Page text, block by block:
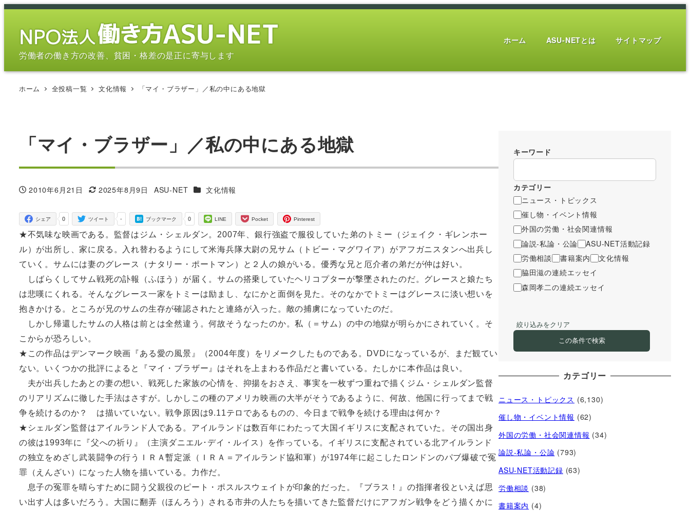
メ
労働者の働き方の改善、貧困・格差の是正に寄与します
ホーム ASU-NETとは サイトマップ
ホーム 全投稿一覧 文化情報 「マイ・ブラザー」／私の中にある地獄
「マイ・ブラザー」／私の中にある地獄
投稿日
2010年6月21日
更新日
2025年8月9日
著
ASU-NET カテゴリー
文化情報
0
シェア -
ツイート 0
ブックマーク LINE Pocket Pinterest
★不気味な映画である。監督はジム・シェルダン。2007年、銀行強盗で服役していた弟のトミー（ジェイク・ギレンホー
ル）が出所し、家に戻る。入れ替わるようにして米海兵隊大尉の兄サム（トビー・マグワイア）がアフガニスタンへ出兵し
ていく。サムには妻のグレース（ナタリー・ポートマン）と２人の娘がいる。優秀な兄と厄介者の弟だが仲は好い。
しばらくしてサム戦死の訃報（ふほう）が届く。サムの搭乗していたヘリコプターが撃墜されたのだ。グレースと娘たち
は悲嘆にくれる。そんなグレース一家をトミーは励まし、なにかと面倒を見た。そのなかでトミーはグレースに淡い想いを
抱きかける。ところが兄のサムの生存が確認されたと連絡が入った。敵の捕虜になっていたのだ。
しかし帰還したサムの人格は前とは全然違う。何故そうなったのか。私（＝サム）の中の地獄が明らかにされていく。そ
こからが恐ろしい。
★この作品はデンマーク映画『ある愛の風景』（2004年度）をリメークしたものである。DVDになっているが、まだ観てい
ない。いくつかの批評によると『マイ・ブラザー』はそれを上まわる作品だと書いている。たしかに本作品は良い。
夫が出兵したあとの妻の想い、戦死した家族の心情を、抑揚をおさえ、事実を一枚ずつ重ねで描くジム・シェルダン監督
のリアリズムに徹した手法はさすが。しかしこの種のアメリカ映画の大半がそうであるように、何故、他国に行ってまで戦
争を続けるのか？ は描いていない。戦争原因は9.11テロであるものの、今日まで戦争を続ける理由は何か？
★シェルダン監督はアイルランド人である。アイルランドは数百年にわたって大国イギリスに支配されていた。その国出身
の彼は1993年に『父への祈り』（主演ダニエル･デイ・ルイス）を作っている。イギリスに支配されている北アイルランド
の独立をめざし武装闘争の行うＩＲＡ暫定派（ＩＲＡ＝アイルランド協和軍）が1974年に起こしたロンドンのパブ爆破で冤
罪（えんざい）になった人物を描いている。力作だ。
息子の冤罪を晴らすために闘う父親役のピート・ポスルスウェイトが印象的だった。『ブラス！』の指揮者役といえば思
い出す人は多いだろう。大国に翻弄（ほんろう）される市井の人たちを描いてきた監督だけにアフガン戦争をどう描くかに
キーワード
カテゴリー
ニュース・トピックス
催し物・イベント情報
外国の労働・社会関連情報
論説-私論・公論
ASU-NET活動記録
労働相談
書籍案内
文化情報
脇田滋の連続エッセイ
森岡孝二の連続エッセイ
絞り込みをクリア
この条件で検索
カテゴリー
ニュース・トピックス (6,130)
催し物・イベント情報 (62)
外国の労働・社会関連情報 (34)
論説-私論・公論 (793)
ASU-NET活動記録 (63)
労働相談 (38)
書籍案内 (4)